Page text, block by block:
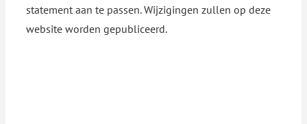
statement aan te passen. Wijzigingen zullen op deze
website worden gepubliceerd.